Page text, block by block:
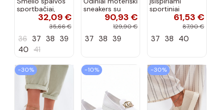
sportbačiai,
dekoruoti Valdez
cirkonio virvele
32,09 €
35,66 €
36 37 38 39
40 41
sneakers su
platforma D&A
CR61-3133
90,93 €
129,90 €
37 38 39
sportiniai
bateliai Kobbo
102425 smėlio
61,53 €
87,90 €
37 38 40
−30% −10% −30%